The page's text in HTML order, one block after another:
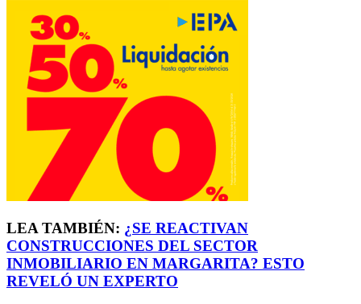
LEA TAMBIÉN: ¿SE REACTIVAN
CONSTRUCCIONES DEL SECTOR
INMOBILIARIO EN MARGARITA? ESTO
REVELÓ UN EXPERTO